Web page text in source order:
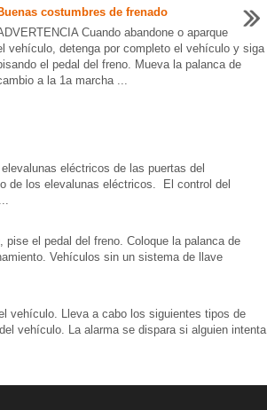
costumbres de frenado
Cuando abandone o aparque
vehículo, detenga por completo el vehículo y siga
el pedal del freno. Mueva la palanca de
a la 1a marcha ...
eléctricos de las puertas del
de los elevalunas eléctricos. El control del
el pedal del freno. Coloque la palanca de
Vehículos sin un sistema de llave
vehículo. Lleva a cabo los siguientes tipos de
vehículo. La alarma se dispara si alguien intenta